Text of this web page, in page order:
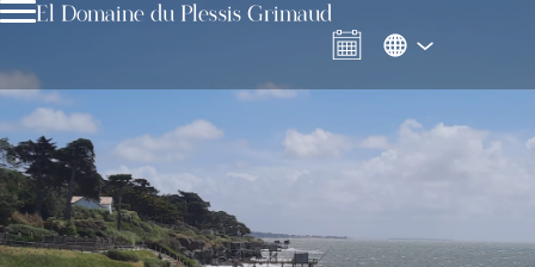
El Domaine du Plessis Grimaud